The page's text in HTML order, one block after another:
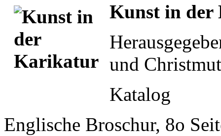
Kunst in
und
Katalog
Englische Broschur, 8o